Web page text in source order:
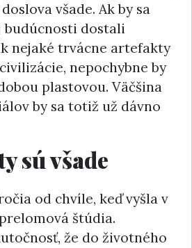
všade. Ak by sa
budúcnosti dostali
nejaké trvácne artefakty
nepochybne by
plastovou. Väčšina
by sa totiž už dávno
sú všade
od chvíle, keď vyšla v
štúdia.
že do životného